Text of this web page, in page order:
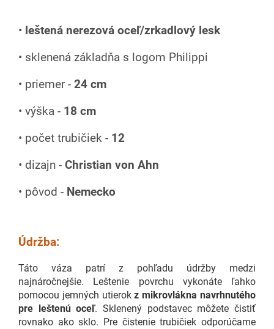
• leštená nerezová oceľ/zrkadlový lesk
• sklenená základňa s logom Philippi
• priemer - 24 cm
• výška - 18 cm
• počet trubičiek - 12
• dizajn - Christian von Ahn
• pôvod - Nemecko
Údržba:
Táto váza patrí z pohľadu údržby medzi
najnáročnejšie. Leštenie povrchu vykonáte ľahko
pomocou jemných utierokz mikrovlákna navrhnutého
pre leštenú oceľ. Sklenený podstavec môžete čistiť
rovnako ako sklo. Pre čistenie trubičiek odporúčame